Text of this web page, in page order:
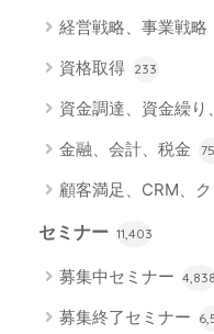
経営戦略、事業戦略
資格取得 233
資金調達、資金繰り
金融、会計、税金
顧客満足、CRM、
セミナー 11,403
募集中セミナー 4,838
募集終了セミナー